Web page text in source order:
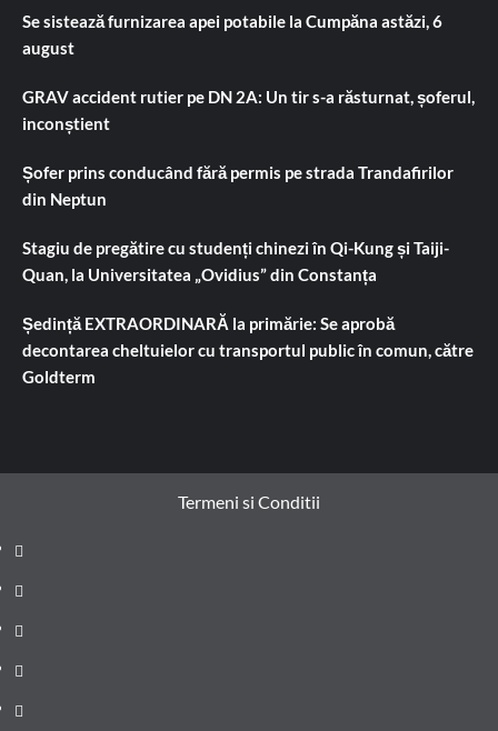
Se sistează furnizarea apei potabile la Cumpăna astăzi, 6
august
GRAV accident rutier pe DN 2A: Un tir s-a răsturnat, șoferul,
inconștient
Șofer prins conducând fără permis pe strada Trandafirilor
din Neptun
Stagiu de pregătire cu studenți chinezi în Qi-Kung și Taiji-
Quan, la Universitatea „Ovidius” din Constanța
Ședință EXTRAORDINARĂ la primărie: Se aprobă
decontarea cheltuielor cu transportul public în comun, către
Goldterm
Termeni si Conditii
Prima
pagină
Știri
de
ultima
Administrație
locală
Actualitate
Justiție